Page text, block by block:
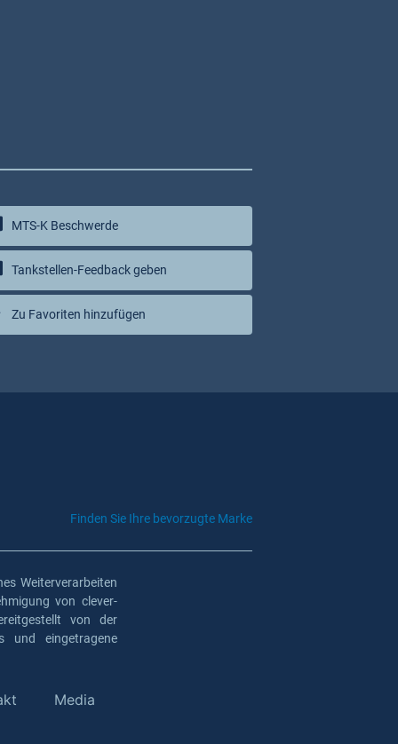
MTS-K Beschwerde
Tankstellen-Feedback geben
Zu Favoriten hinzufügen
Finden Sie Ihre bevorzugte Marke
Weiterverarbeiten
von clever-
von der
und eingetragene
Media